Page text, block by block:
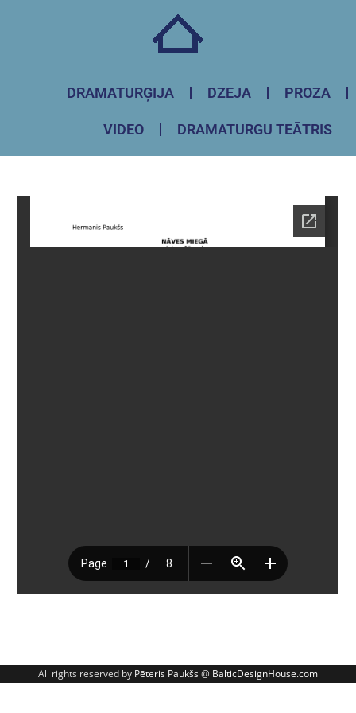
DRAMATURĢIJA DZEJA PROZA
VIDEO DRAMATURGU TEĀTRIS
All rights reserved by Pēteris Paukšs@ BalticDesignHouse.com